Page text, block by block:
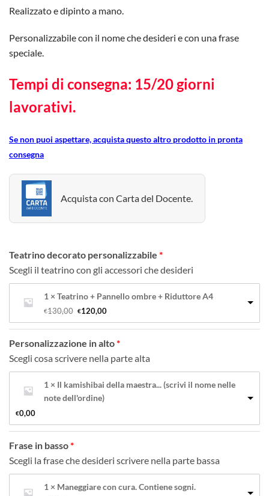
Realizzato e dipinto a mano.
Personalizzabile con il nome che desideri e con una frase
speciale.
Tempi di consegna: 15/20 giorni
lavorativi.
Se non puoi aspettare, acquista questo altro prodotto in pronta
consegna
Acquista con Carta del Docente.
Teatrino decorato personalizzabile
Scegli il teatrino con gli accessori che desideri
1 × Teatrino + Pannello ombre + Riduttore A4
€130,00 Il
prezzo
originale
era:
€120,00Il
prezzo
attuale
è:
Personalizzazione in alto
Scegli cosa scrivere nella parte alta
1 × Il kamishibai della maestra... (scrivi il nome nelle
note dell'ordine)
€0,00
Frase in basso
Scegli la frase che desideri scrivere nella parte bassa
1 × Maneggiare con cura. Contiene sogni.